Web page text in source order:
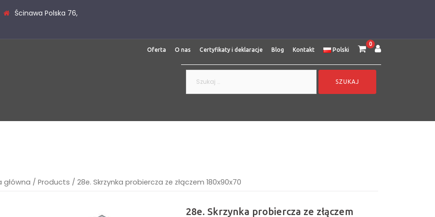
Ścinawa Polska 76,
Oferta O nas Certyfikaty i deklaracje Blog Kontakt Polski
0
główna / Products / 28e. Skrzynka probiercza ze złączem 180x90x70
28e. Skrzynka probiercza ze złączem